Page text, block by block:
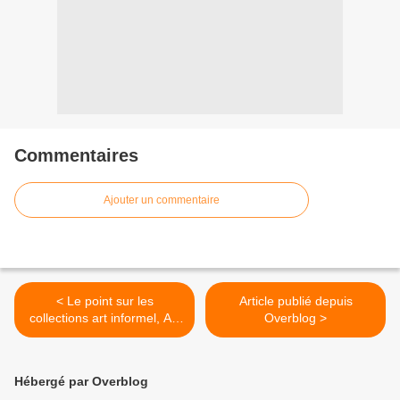
Commentaires
Ajouter un commentaire
< Le point sur les
collections art informel, AR
et Crypto-Art NFT d’Alain
Article publié depuis
Overblog >
Hébergé par Overblog